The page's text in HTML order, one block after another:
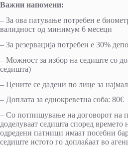
Важни напомени:
– За ова патување потребен е
валидност од минимум 6 месеци
– За резервација потребен е 30%
– Можност за избор на седиште со
седишта)
– Цените се дадени по лице за
– Доплата за еднокреветна соба: 80€
– Со потпишување на договорот на
доделуваат седишта според времето
одредени патници имаат посебни
седиште истото го доплаќаат во